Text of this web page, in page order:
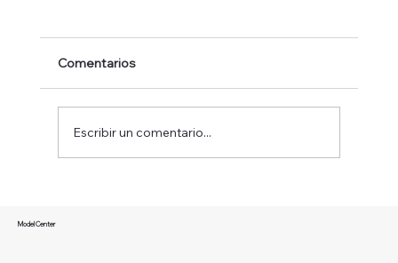
Comentarios
Escribir un comentario...
Model Center